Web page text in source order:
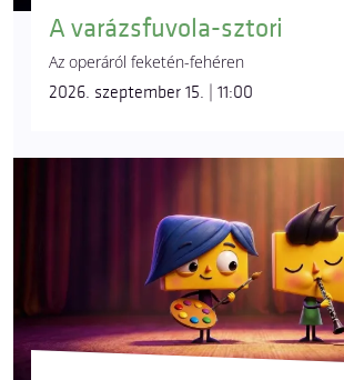
A varázsfuvola-sztori
Az operáról feketén-fehéren
2026. szeptember 15. | 11:00